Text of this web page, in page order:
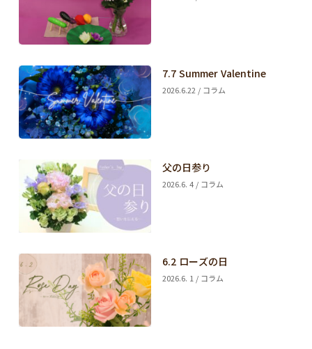
7.7 Summer Valentine
2026.6.22 / コラム
父の日参り
2026.6. 4 / コラム
6.2 ローズの日
2026.6. 1 / コラム